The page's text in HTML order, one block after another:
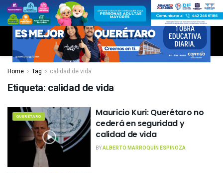
Home Tag calidad de vida
Etiqueta: calidad de vida
QUERÉTARO
Mauricio Kuri: Querétaro no
cederá en seguridad y
calidad de vida
BYALBERTO MARROQUÍN ESPINOZA